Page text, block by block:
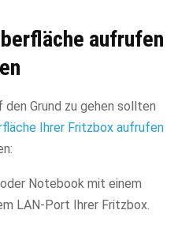
aufrufen
Grund zu gehen sollten
Ihrer Fritzbox aufrufen
Notebook mit einem
LAN-Port Ihrer Fritzbox.